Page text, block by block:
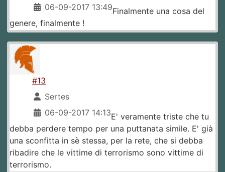
06-09-2017 13:49Finalmente una cosa del
genere, finalmente !
#13
Sertes
06-09-2017 14:13E' veramente triste che tu
debba perdere tempo per una puttanata simile. E' già
una sconfitta in sè stessa, per la rete, che si debba
ribadire che le vittime di terrorismo sono vittime di
terrorismo.